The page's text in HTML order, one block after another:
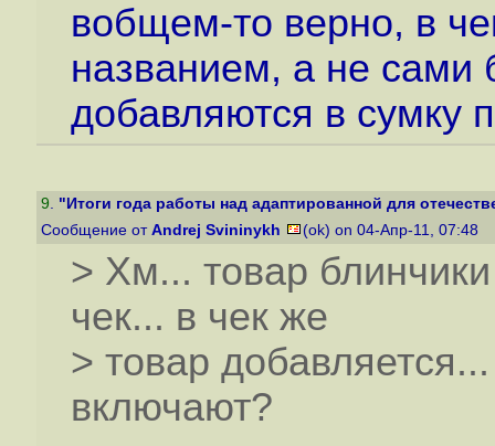
вобщем-то верно, в
названием, а не сами
добавляются в сумку
9. "Итоги года работы над адаптированной для
Сообщение от Andrej Svininykh (ok) on 04-Апр-11, 07:48
> Хм... товар
чек... в чек же
> товар
включают?